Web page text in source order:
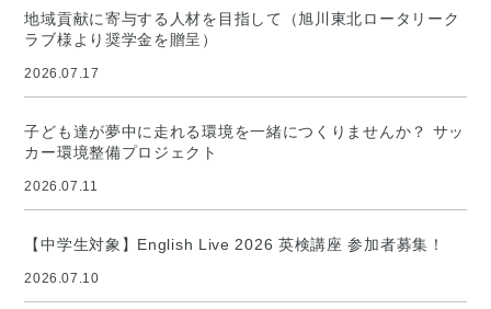
地域貢献に寄与する人材を目指して（旭川東北ロータリーク
ラブ様より奨学金を贈呈）
2026.07.17
子ども達が夢中に走れる環境を一緒につくりませんか？ サッ
カー環境整備プロジェクト
2026.07.11
【中学生対象】English Live 2026 英検講座 参加者募集！
2026.07.10